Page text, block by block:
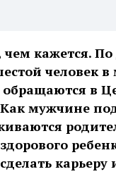
кажется.
человек
обращаются в
мужчине
карьеру